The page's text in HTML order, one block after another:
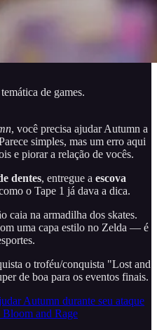
de games.
, você precisa ajudar Autumn a
simples, mas um erro aqui
e piorar a relação de vocês.
dentes, entregue a escova
o Tape 1 já dava a dica.
caia na armadilha dos skates.
uma capa estilo no Zelda — é
o troféu/conquista "Lost and
de boa para os eventos finais.
Autumn durante seu ataque
Bloom and Rage